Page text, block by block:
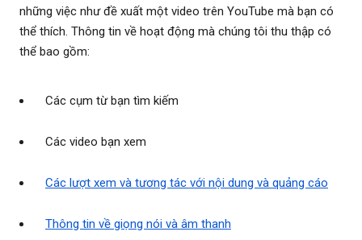
những việc như đề xuất một video trên YouTube mà bạn có
thể thích. Thông tin về hoạt động mà chúng tôi thu thập có
thể bao gồm:
Các cụm từ bạn tìm kiếm
Các video bạn xem
Các lượt xem và tương tác với nội dung và quảng cáo
Thông tin về giọng nói và âm thanh